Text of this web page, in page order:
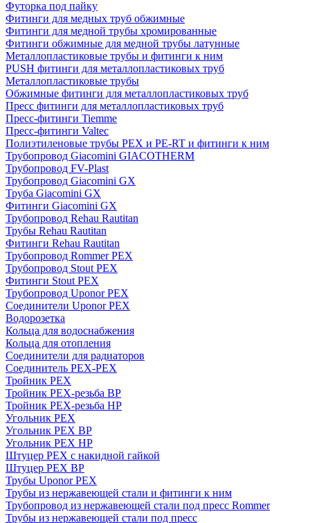
Футорка под пайку
Фитинги для медных труб обжимные
Фитинги для медной трубы хромированные
Фитинги обжимные для медной трубы латунные
Металлопластиковые трубы и фитинги к ним
PUSH фитинги для металлопластиковых труб
Металлопластиковые трубы
Обжимные фитинги для металлопластиковых труб
Пресс фитинги для металлопластиковых труб
Пресс-фитинги Tiemme
Пресс-фитинги Valtec
Полиэтиленовые трубы PEX и PE-RT и фитинги к ним
Трубопровод Giacomini GIACOTHERM
Трубопровод FV-Plast
Трубопровод Giacomini GX
Труба Giacomini GX
Фитинги Giacomini GX
Трубопровод Rehau Rautitan
Трубы Rehau Rautitan
Фитинги Rehau Rautitan
Трубопровод Rommer PEX
Трубопровод Stout PEX
Фитинги Stout PEX
Трубопровод Uponor PEX
Соединители Uponor PEX
Водорозетка
Кольца для водоснабжения
Кольца для отопления
Соединители для радиаторов
Соединитель PEX-PEX
Тройник PEX
Тройник PEX-резьба ВР
Тройник PEX-резьба НР
Угольник PEX
Угольник PEX ВР
Угольник PEX НР
Штуцер PEX c накидной гайкой
Штуцер PEX ВР
Трубы Uponor PEX
Трубы из нержавеющей стали и фитинги к ним
Трубопровод из нержавеющей стали под пресс Rommer
Трубы из нержавеющей стали под пресс